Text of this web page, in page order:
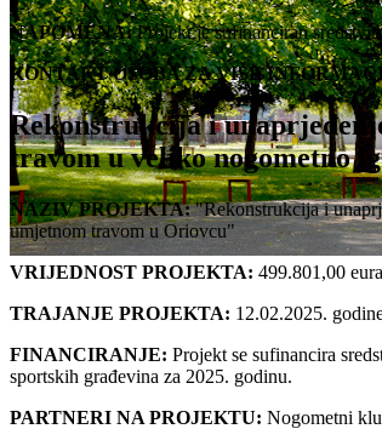
NAPOMENA:Projekt je sufinanciran
KONTAKT OSOBA ZA VIŠE
Rekonstrukcija i
travom u veliko nogometno
NAZIV PROJEKTA:"Rekonstrukcija i
umjetnom travom u Oriovcu"
VRIJEDNOST PROJEKTA: 499.801,00 eura
TRAJANJE PROJEKTA: 12.02.2025.
FINANCIRANJE: Projekt se sufinancira
sportskih građevina za 2025. godinu.
PARTNERI NA PROJEKTU: Nogometni